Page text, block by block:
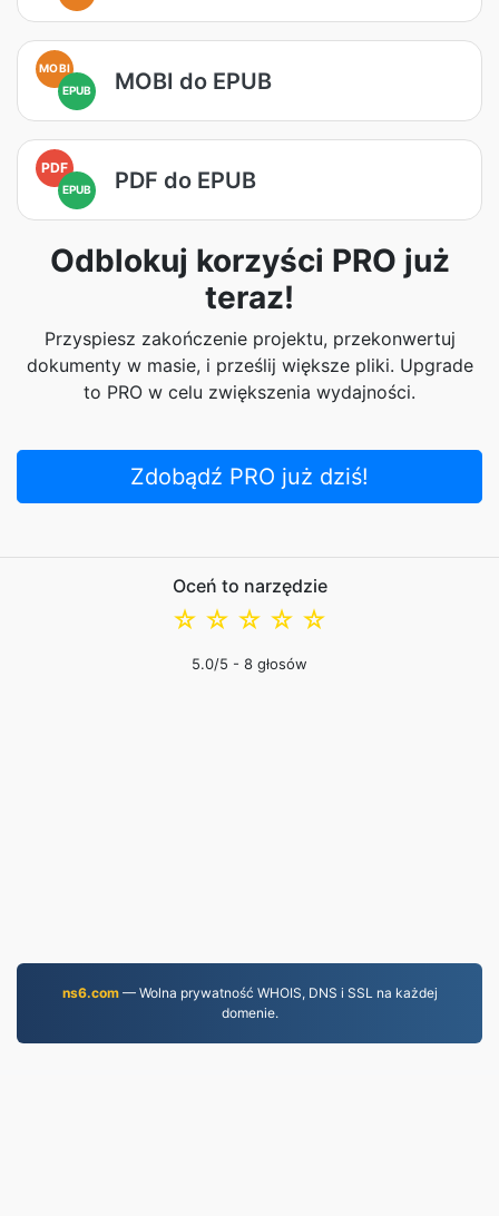
MOBI
EPUB
MOBI do EPUB
PDF
EPUB PDF do EPUB
Odblokuj korzyści PRO już
teraz!
Przyspiesz zakończenie projektu, przekonwertuj
dokumenty w masie, i prześlij większe pliki. Upgrade
to PRO w celu zwiększenia wydajności.
Zdobądź PRO już dziś!
Oceń to narzędzie
☆
☆
☆
☆
☆
5.0/5 - 8 głosów
ns6.com— Wolna prywatność WHOIS, DNS i SSL na każdej
domenie.